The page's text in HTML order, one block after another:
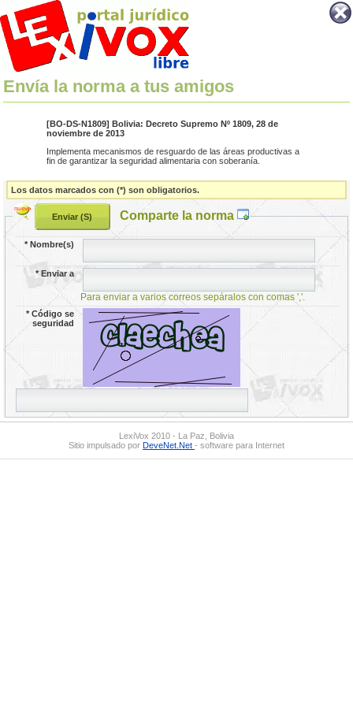
Envía la norma a tus amigos
[BO-DS-N1809] Bolivia: Decreto Supremo Nº 1809, 28 de
noviembre de 2013
Implementa mecanismos de resguardo de las áreas productivas a
fin de garantizar la seguridad alimentaria con soberanía.
Los datos marcados con (*) son obligatorios.
Comparte la norma
*Nombre(s)
*Enviar a
Para enviar a varios correos sepáralos con comas ','.
*Código se
seguridad
LexiVox 2010 - La Paz, Bolivia
Sitio impulsado por DeveNet.Net - software para Internet